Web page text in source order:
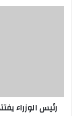
رئيس الوزراء